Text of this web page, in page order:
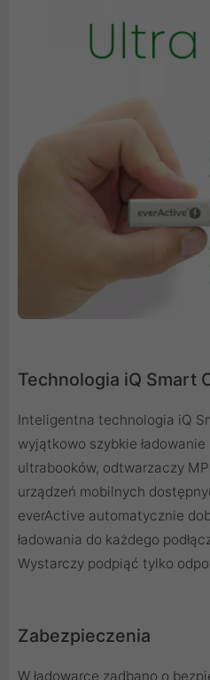
Technologia iQ Smart
Inteligentna technologia iQ
wyjątkowo szybkie
ultrabooków, odtwarzaczy
urządzeń mobilnych
everActive automatycznie
ładowania do każdego
Wystarczy podpiąć tylko
Zabezpieczenia
W ładowarce zadbano o